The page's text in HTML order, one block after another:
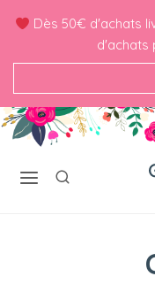
Dès 50€ d'achats
d'achats